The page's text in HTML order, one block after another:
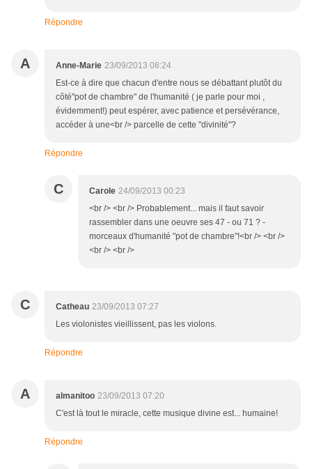
Répondre
A Anne-Marie 23/09/2013 08:24
Est-ce à dire que chacun d'entre nous se débattant plutôt du
côté"pot de chambre" de l'humanité ( je parle pour moi ,
évidemment!) peut espérer, avec patience et persévérance,
accéder à une<br /> parcelle de cette "divinité"?
Répondre
C Carole 24/09/2013 00:23
<br /> <br /> Probablement... mais il faut savoir
rassembler dans une oeuvre ses 47 - ou 71 ? -
morceaux d'humanité "pot de chambre"!<br /> <br />
<br /> <br />
C Catheau 23/09/2013 07:27
Les violonistes vieillissent, pas les violons.
Répondre
A almanitoo 23/09/2013 07:20
C'est là tout le miracle, cette musique divine est... humaine!
Répondre